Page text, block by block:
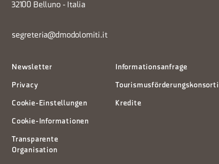
32100 Belluno - Italia
segreteria@dmodolomiti.it
Newsletter
Privacy
Cookie-Einstellungen
Cookie-Informationen
Transparente
Organisation
Informationsanfrage
Kredite